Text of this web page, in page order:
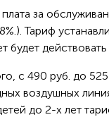
за
Тариф
будет
с 490 руб. до 525
воздушных
до 2-х лет